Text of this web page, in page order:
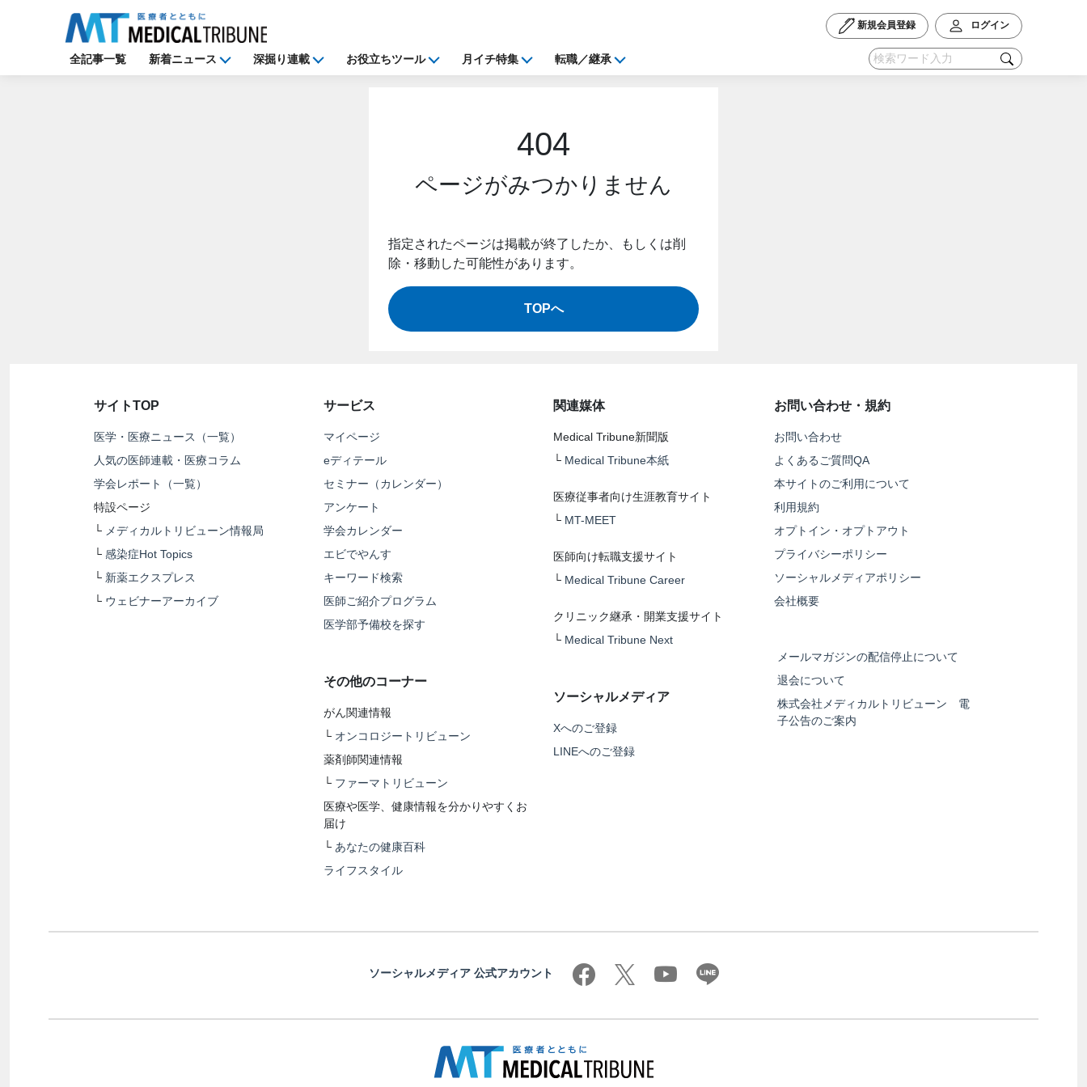
新規会員登録 ログイン
全記事一覧 新着ニュース 深掘り連載 お役立ちツール 月イチ特集 転職／継承
404
ページがみつかりません
指定されたページは掲載が終了したか、もしくは削
除・移動した可能性があります。
TOPへ
サイトTOP
医学・医療ニュース（一覧）
人気の医師連載・医療コラム
学会レポート（一覧）
特設ページ
└ メディカルトリビューン情報局
└ 感染症Hot Topics
└ 新薬エクスプレス
└ ウェビナーアーカイブ
サービス
マイページ
eディテール
セミナー（カレンダー）
アンケート
学会カレンダー
エビでやんす
キーワード検索
医師ご紹介プログラム
医学部予備校を探す
その他のコーナー
がん関連情報
└ オンコロジートリビューン
薬剤師関連情報
└ ファーマトリビューン
医療や医学、健康情報を分かりやすくお
届け
└ あなたの健康百科
ライフスタイル
関連媒体
Medical Tribune新聞版
└ Medical Tribune本紙
医療従事者向け生涯教育サイト
└ MT-MEET
医師向け転職支援サイト
└ Medical Tribune Career
クリニック継承・開業支援サイト
└ Medical Tribune Next
ソーシャルメディア
Xへのご登録
LINEへのご登録
お問い合わせ・規約
お問い合わせ
よくあるご質問QA
本サイトのご利用について
利用規約
オプトイン・オプトアウト
プライバシーポリシー
ソーシャルメディアポリシー
会社概要
メールマガジンの配信停止について
退会について
株式会社メディカルトリビューン 電
子公告のご案内
ソーシャルメディア 公式アカウント